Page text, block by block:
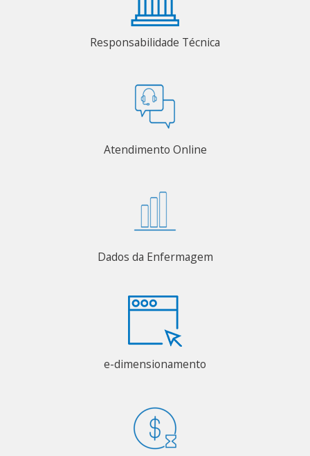
Responsabilidade Técnica
Atendimento Online
Dados da Enfermagem
e-dimensionamento